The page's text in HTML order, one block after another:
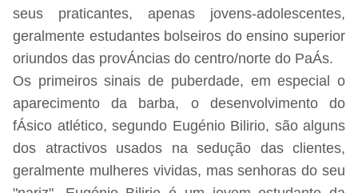
seus praticantes, apenas jovens-adolescentes,
geralmente estudantes bolseiros do ensino superior
oriundos das provÁncias do centro/norte do PaÁs.
Os primeiros sinais de puberdade, em especial o
aparecimento da barba, o desenvolvimento do
fÁsico atlético, segundo Eugénio Bilirio, são alguns
dos atractivos usados na sedução das clientes,
geralmente mulheres vividas, mas senhoras do seu